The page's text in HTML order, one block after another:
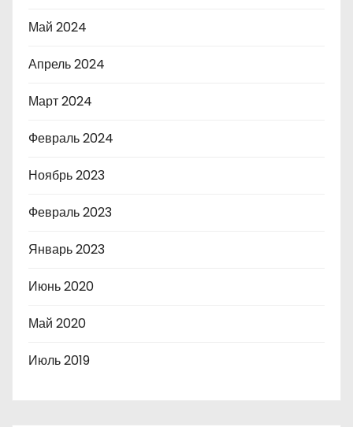
Май 2024
Апрель 2024
Март 2024
Февраль 2024
Ноябрь 2023
Февраль 2023
Январь 2023
Июнь 2020
Май 2020
Июль 2019